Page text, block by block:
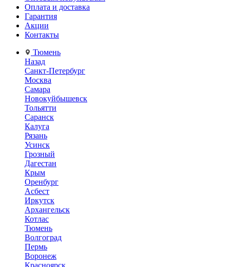
Оплата и доставка
Гарантия
Акции
Контакты
Тюмень
Назад
Санкт-Петербург
Москва
Самара
Новокуйбышевск
Тольятти
Саранск
Калуга
Рязань
Усинск
Грозный
Дагестан
Крым
Оренбург
Асбест
Иркутск
Архангельск
Котлас
Тюмень
Волгоград
Пермь
Воронеж
Красноярск